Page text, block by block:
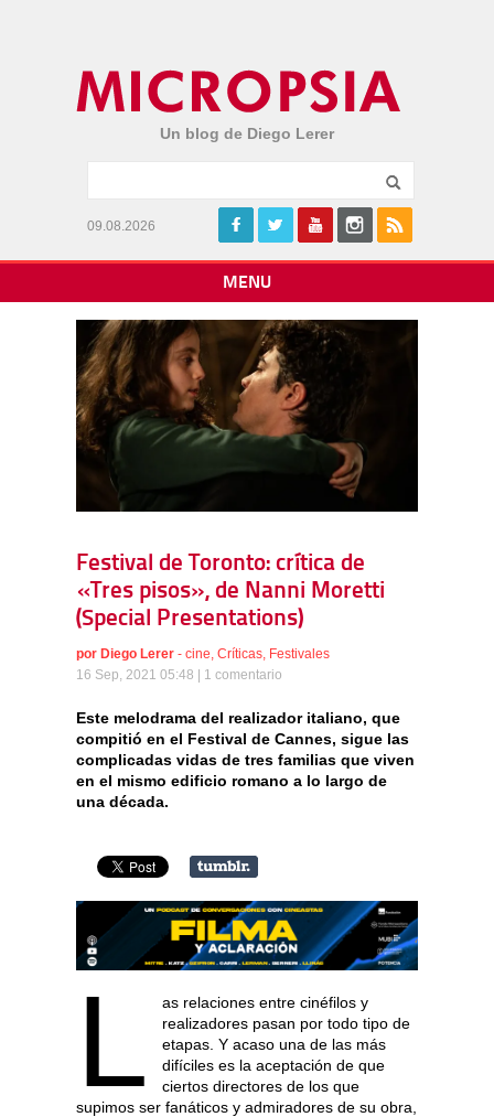
Un blog de Diego Lerer
09.08.2026
MENU
Festival de Toronto: crítica de
«Tres pisos», de Nanni Moretti
(Special Presentations)
por Diego Lerer - cine, Críticas, Festivales
16 Sep, 2021 05:48 | 1 comentario
Este melodrama del realizador italiano, que
compitió en el Festival de Cannes, sigue las
complicadas vidas de tres familias que viven
en el mismo edificio romano a lo largo de
una década.
L
as relaciones entre cinéfilos y
realizadores pasan por todo tipo de
etapas. Y acaso una de las más
difíciles es la aceptación de que
ciertos directores de los que
supimos ser fanáticos y admiradores de su obra,